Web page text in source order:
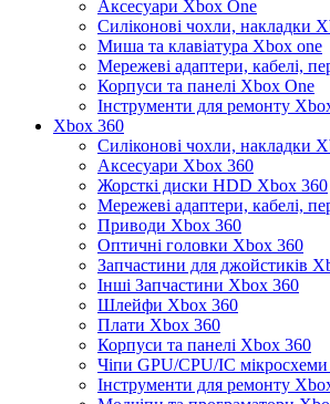
Аксесуари Xbox One
Силіконові чохли, накладки
Миша та клавіатура Xbox one
Мережеві адаптери, кабелі,
Корпуси та панелі Xbox One
Інструменти для ремонту
Xbox 360
Силіконові чохли, накладки
Аксесуари Xbox 360
Жорсткі диски HDD Xbox 360
Мережеві адаптери, кабелі,
Приводи Xbox 360
Оптичні головки Xbox 360
Запчастини для джойстиків
Інші Запчастини Xbox 360
Шлейфи Xbox 360
Плати Xbox 360
Корпуси та панелі Xbox 360
Чіпи GPU/CPU/IC
Інструменти для ремонту